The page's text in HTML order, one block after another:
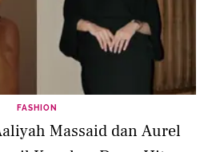
FASHION
Massaid dan Aurel